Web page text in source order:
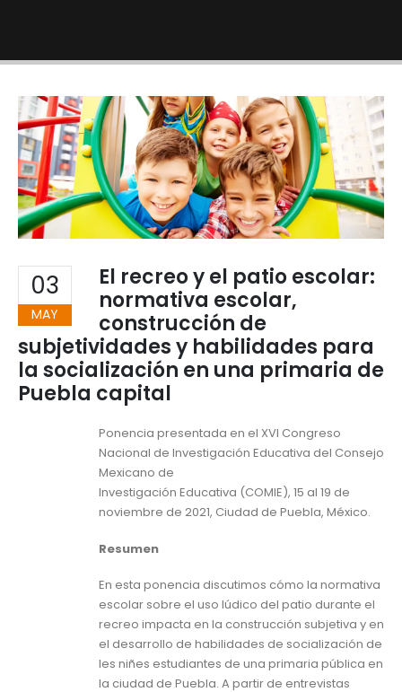
03
MAY
El recreo y el patio escolar:
normativa escolar,
construcción de
subjetividades y habilidades para
la socialización en una primaria de
Puebla capital
Ponencia presentada en el XVI Congreso
Nacional de Investigación Educativa del Consejo
Mexicano de
Investigación Educativa (COMIE), 15 al 19 de
noviembre de 2021, Ciudad de Puebla, México.
Resumen
En esta ponencia discutimos cómo la normativa
escolar sobre el uso lúdico del patio durante el
recreo impacta en la construcción subjetiva y en
el desarrollo de habilidades de socialización de
les niñes estudiantes de una primaria pública en
la ciudad de Puebla. A partir de entrevistas